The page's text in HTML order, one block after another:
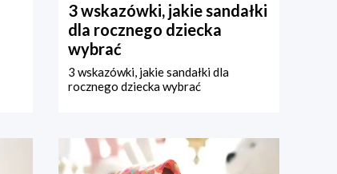
3 wskazówki, jakie sandałki
dla rocznego dziecka
wybrać
3 wskazówki, jakie sandałki dla
rocznego dziecka wybrać